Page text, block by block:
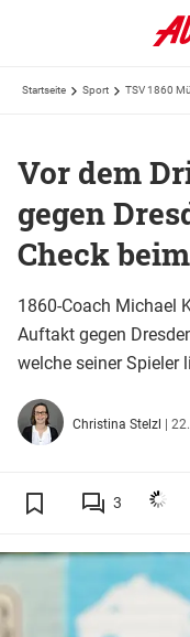
Startseite Sport TSV 1860
Vor dem
gegen
Check
1860-Coach Michael
Auftakt gegen
welche seiner Spieler
Christina Stelzl |
3